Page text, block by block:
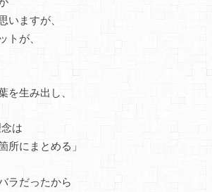
いますが、
トが、
を生み出し、
は
所にまとめる」
ラだったから